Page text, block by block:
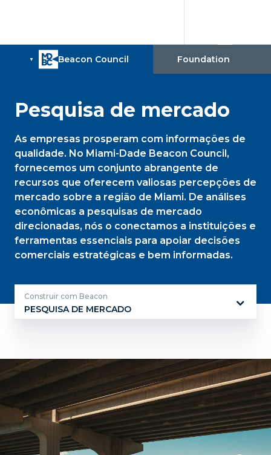
Pesquisa de mercado
As empresas prosperam com informações de
qualidade. No Miami-Dade Beacon Council,
fornecemos um conjunto abrangente de
recursos que oferecem valiosas percepções de
mercado sobre a região de Miami. De análises
econômicas a pesquisas de mercado
direcionadas, nós o conectamos a instituições e
ferramentas essenciais para apoiar decisões
comerciais estratégicas e bem informadas.
Construir com Beacon
PESQUISA DE MERCADO